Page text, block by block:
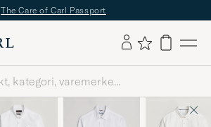
The Care of Carl Passport